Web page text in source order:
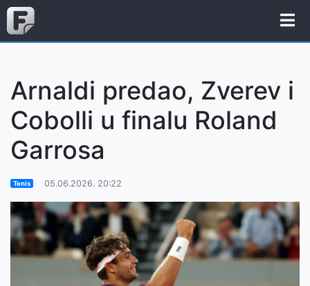
Arnaldi predao, Zverev i
Cobolli u finalu Roland
Garrosa
Tenis 05.06.2026. 20:22